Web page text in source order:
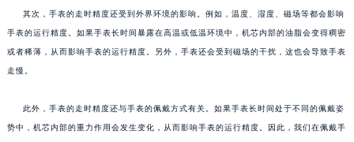
其次，手表的走时精度还受到外界环境的影响。例如，温度、湿度、磁场等都会影响
手表的运行精度。如果手表长时间暴露在高温或低温环境中，机芯内部的油脂会变得稠密
或者稀薄，从而影响手表的运行精度。另外，手表还会受到磁场的干扰，这也会导致手表
走慢。
此外，手表的走时精度还与手表的佩戴方式有关。如果手表长时间处于不同的佩戴姿
势中，机芯内部的重力作用会发生变化，从而影响手表的运行精度。因此，我们在佩戴手